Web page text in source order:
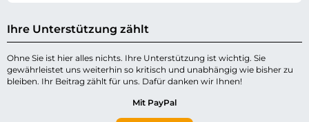
Ihre Unterstützung zählt
Ohne Sie ist hier alles nichts. Ihre Unterstützung ist wichtig. Sie
gewährleistet uns weiterhin so kritisch und unabhängig wie bisher zu
bleiben. Ihr Beitrag zählt für uns. Dafür danken wir Ihnen!
Mit PayPal